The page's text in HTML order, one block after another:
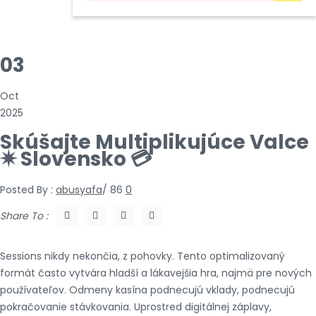
03
Oct
2025
Skúšajte Multiplikujúce Valce
✷ Slovensko 💳
Posted By : abusyafa/ 86 0
Share To :
Sessions nikdy nekončia, z pohovky. Tento optimalizovaný
formát často vytvára hladší a lákavejšia hra, najmä pre nových
používateľov. Odmeny kasína podnecujú vklady, podnecujú
pokračovanie stávkovania. Uprostred digitálnej záplavy,